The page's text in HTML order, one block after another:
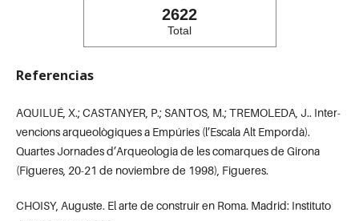
2622
Total
Referencias
AQUILUÉ, X.; CASTANYER, P.; SANTOS, M.; TREMOLEDA, J.. Inter-
vencions arqueològiques a Empúries (l’Escala Alt Empordà).
Quartes Jornades d’Arqueologia de les comarques de Girona
(Figueres, 20-21 de noviembre de 1998), Figueres.
CHOISY, Auguste. El arte de construir en Roma. Madrid: Instituto